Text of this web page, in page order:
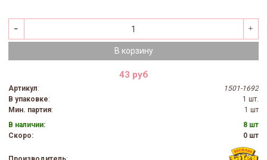
В корзину
43 руб
Артикул:
1501-1692
В упаковке:
1 шт.
Мин. партия:
1 шт
В наличии:
8 шт
Скоро:
0 шт